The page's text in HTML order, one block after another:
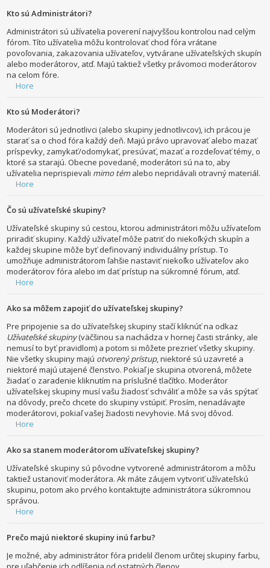
Kto sú Administrátori?
Administrátori sú užívatelia poverení najvyššou kontrolou nad celým
fórom. Títo užívatelia môžu kontrolovať chod fóra vrátane
povoľovania, zakazovania užívateľov, vytvárane užívateľských skupín
alebo moderátorov, atď. Majú taktiež všetky právomoci moderátorov
na celom fóre.
Hore
Kto sú Moderátori?
Moderátori sú jednotlivci (alebo skupiny jednotlivcov), ich prácou je
starať sa o chod fóra každý deň. Majú právo upravovať alebo mazať
príspevky, zamykať/odomykať, presúvať, mazať a rozdeľovať témy, o
ktoré sa starajú. Obecne povedané, moderátori sú na to, aby
užívatelia neprispievali mimo témalebo nepridávali otravný materiál.
Hore
Čo sú užívateľské skupiny?
Užívateľské skupiny sú cestou, ktorou administrátori môžu užívateľom
priradiť skupiny. Každý užívateľ môže patriť do niekoľkých skupín a
každej skupine môže byť definovaný individuálny prístup. To
umožňuje administrátorom ľahšie nastaviť niekoľko užívateľov ako
moderátorov fóra alebo im dať prístup na súkromné fórum, atď.
Hore
Ako sa môžem zapojiť do užívateľskej skupiny?
Pre pripojenie sa do užívateľskej skupiny stačí kliknúť na odkaz
Užívateľské skupiny(väčšinou sa nachádza v hornej časti stránky, ale
nemusí to byť pravidlom) a potom si môžete prezrieť všetky skupiny.
Nie všetky skupiny majú otvorený prístup, niektoré sú uzavreté a
niektoré majú utajené členstvo. Pokiaľ je skupina otvorená, môžete
žiadať o zaradenie kliknutím na príslušné tlačítko. Moderátor
užívateľskej skupiny musí vašu žiadosť schváliť a môže sa vás spýtať
na dôvody, prečo chcete do skupiny vstúpiť. Prosím, nenadávajte
moderátorovi, pokiaľ vašej žiadosti nevyhovie. Má svoj dôvod.
Hore
Ako sa stanem moderátorom užívateľskej skupiny?
Užívateľské skupiny sú pôvodne vytvorené administrátorom a môžu
taktiež ustanoviť moderátora. Ak máte záujem vytvoriť užívateľskú
skupinu, potom ako prvého kontaktujte administrátora súkromnou
správou.
Hore
Prečo majú niektoré skupiny inú farbu?
Je možné, aby administrátor fóra pridelil členom určitej skupiny farbu,